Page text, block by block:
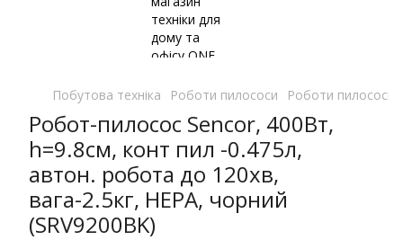
Побутова техніка Роботи пилососи Роботи пилососи
Робот-пилосос Sencor, 400Вт,
h=9.8см, конт пил -0.475л,
автон. робота до 120хв,
вага-2.5кг, НЕРА, чорний
(SRV9200BK)